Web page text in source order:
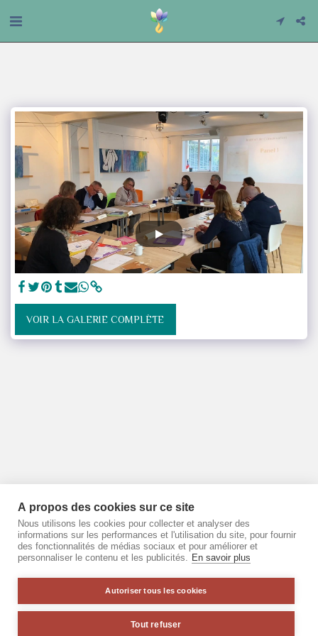
VOIR LA GALERIE COMPLÈTE
À propos des cookies sur ce site
Nous utilisons les cookies pour collecter et analyser des
informations sur les performances et l'utilisation du site, pour fournir
des fonctionnalités de médias sociaux et pour améliorer et
personnaliser le contenu et les publicités. En savoir plus
Autoriser tous les cookies
Tout refuser